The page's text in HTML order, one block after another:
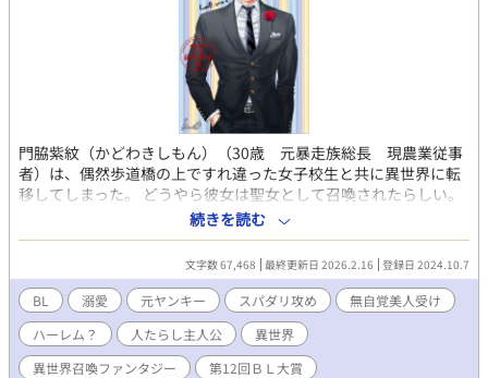
門脇紫紋（かどわきしもん）（30歳 元暴走族総長 現農業従事
者）は、偶然歩道橋の上ですれ違った女子校生と共に異世界に転
移してしまった。 どうやら彼女は聖女として召喚されたらしい。
そして彼本人のステータスは、聖女を護る聖騎士になっていた。
仕方なく自分の役割を受け入れ、騎士として過ごすことになった
が、最初は彼のことを警戒していた人々も、次第に彼に魅了され
ていく。昔から兄貴肌で、男に好かれていた彼の元には彼を慕う
人々が集まってくる。 しかし、彼の思う好意と、相手の好意は何
だか違うみたいで… イラストは樹 史桜（fumi-O）
（@fumio3661）さんがXで上げていた名もなきスーツメンを贈呈
してもらいました。
続きを読む
文字数 67,468 最終更新日 2026.2.16 登録日 2024.10.7
BL 溺愛 元ヤンキー スパダリ攻め
無自覚美人受け
ハーレム？
人たらし主人公
異世界
異世界召喚ファンタジー
第12回ＢＬ大賞